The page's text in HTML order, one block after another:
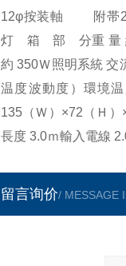
12φ按装軸 附帯20φ
灯 箱 部 分重 量 約
約 350Ｗ照明系統 交
温度波動度）環境
135（Ｗ）×72（Ｈ
長度 3.0ｍ輸入電線
留言询价/ MESSAGE